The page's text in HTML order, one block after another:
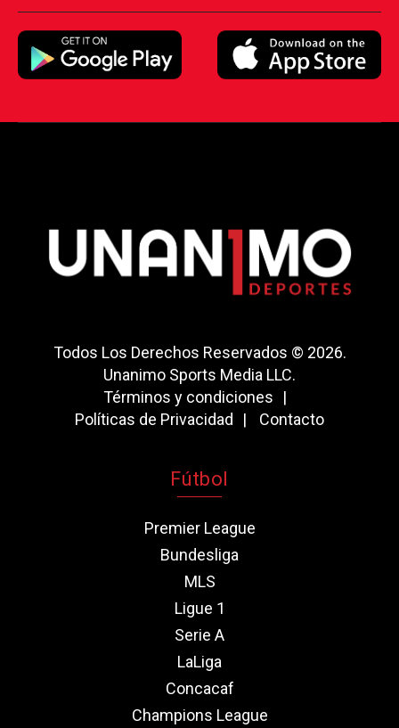
Todos Los Derechos Reservados © 2026.
Unanimo Sports Media LLC.
Términos y condiciones
Políticas de Privacidad
Contacto
Fútbol
Premier League
Bundesliga
MLS
Ligue 1
Serie A
LaLiga
Concacaf
Champions League